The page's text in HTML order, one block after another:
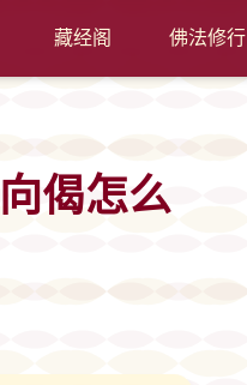
藏经阁 佛法修行
偈怎么